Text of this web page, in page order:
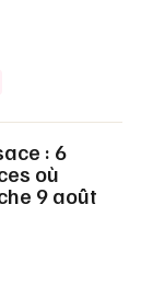
: 6
où
9 août